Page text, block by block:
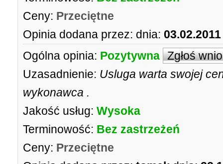
Ceny: Przeciętne
Opinia dodana przez: dnia:
Ogólna opinia: Pozytywna Zgłoś
Uzasadnienie: Usluga warta swojej
wykonawca .
Jakość usług: Wysoka
Terminowość: Bez zastrzeżeń
Ceny: Przeciętne